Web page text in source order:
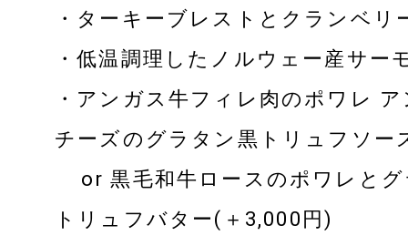
・ターキーブレストとクランベリ
・低温調理したノルウェー産サー
・アンガス牛フィレ肉のポワレ
チーズのグラタン黒トリュフソー
or 黒毛和牛ロースのポワレとグ
トリュフバター(＋3,000円)